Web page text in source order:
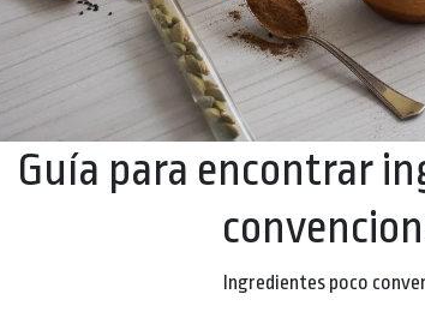
Guía para encontrar
Ingredientes poco